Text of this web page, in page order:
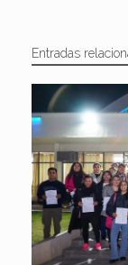
Entradas